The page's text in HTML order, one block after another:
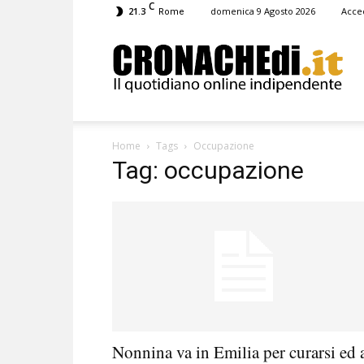
21.3 C Rome domenica 9 Agosto 2026
Home Tags Occupazione
Tag: occupazione
Nonnina va in Emilia per curarsi ed